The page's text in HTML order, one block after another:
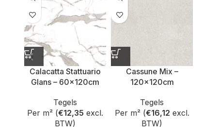
Calacatta Stattuario
Glans – 60x120cm
Tegels
Per m² (€12,35 excl.
BTW)
Cassune Mix –
120x120cm
Tegels
Per m² (€16,12 excl.
BTW)